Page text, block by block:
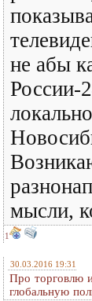
не абы
России-
мысли,
1
30.03.2016 19:31
Про торговлю
глобальную